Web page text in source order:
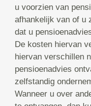
u voorzien van
afhankelijk van of u
dat u
De kosten hiervan
hiervan verschillen
pensioenadvies
zelfstandig
Wanneer u over